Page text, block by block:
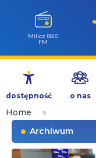
Przejdź
treści
Milicz 88.5
FM
dostępność o nas
Home
»
Archiwum